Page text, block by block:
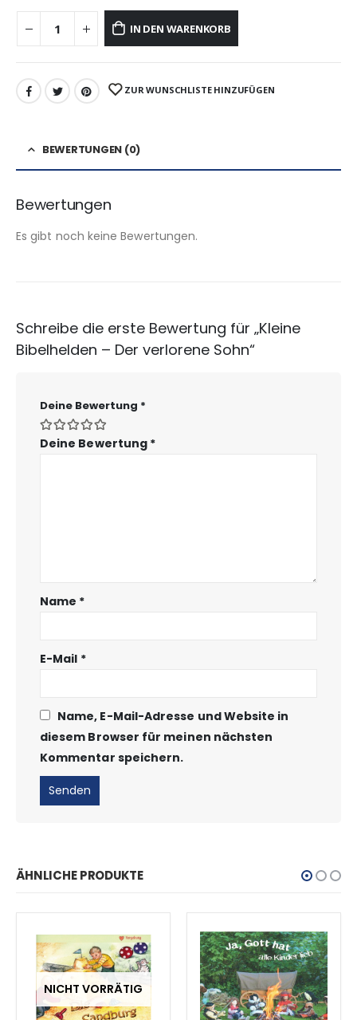
IN DEN WARENKORB
ZUR WUNSCHLISTE HINZUFÜGEN
BEWERTUNGEN (0)
Bewertungen
Es gibt noch keine Bewertungen.
Schreibe die erste Bewertung für „Kleine
Bibelhelden – Der verlorene Sohn“
Deine Bewertung *
Deine Bewertung *
Name *
E-Mail *
Name, E-Mail-Adresse und Website in
diesem Browser für meinen nächsten
Kommentar speichern.
ÄHNLICHE PRODUKTE
NICHT VORRÄTIG